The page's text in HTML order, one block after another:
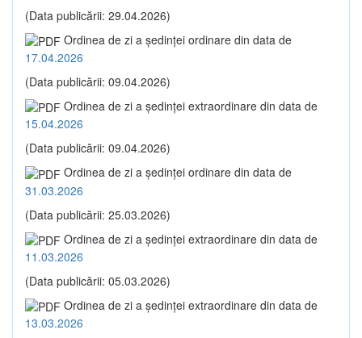
(Data publicării: 29.04.2026)
Ordinea de zi a şedinţei ordinare din data de
17.04.2026
(Data publicării: 09.04.2026)
Ordinea de zi a şedinţei extraordinare din data de
15.04.2026
(Data publicării: 09.04.2026)
Ordinea de zi a şedinţei ordinare din data de
31.03.2026
(Data publicării: 25.03.2026)
Ordinea de zi a şedinţei extraordinare din data de
11.03.2026
(Data publicării: 05.03.2026)
Ordinea de zi a şedinţei extraordinare din data de
13.03.2026